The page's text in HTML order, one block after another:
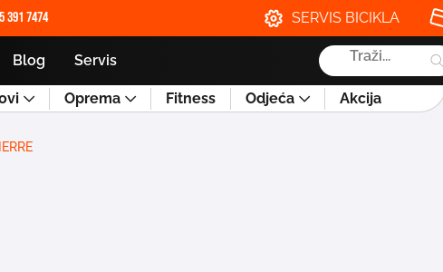
391 7474 SERVIS BICIKLA
Blog Servis
Products
search
Oprema Fitness Odjeća Akcija